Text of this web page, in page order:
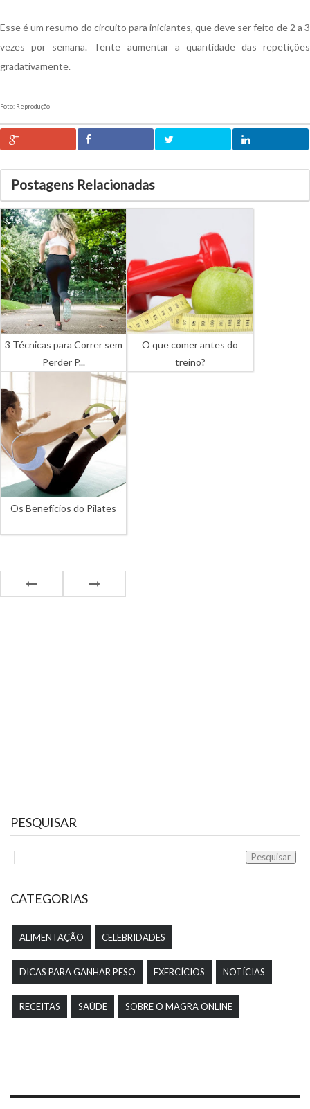
Esse é um resumo do circuito para iniciantes, que deve ser feito de 2 a 3
vezes por semana. Tente aumentar a quantidade das repetições
gradativamente.
Foto: Reprodução
Postagens Relacionadas
3 Técnicas para Correr sem
Perder P...
O que comer antes do
treino?
Os Benefícios do Pilates
PESQUISAR
CATEGORIAS
ALIMENTAÇÃO CELEBRIDADES
DICAS PARA GANHAR PESO EXERCÍCIOS NOTÍCIAS
RECEITAS SAÚDE SOBRE O MAGRA ONLINE